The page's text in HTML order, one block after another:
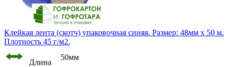
Клейкая лента (скотч) упаковочная синяя. Размер: 48мм х 50 м.
Плотность 45 г/м2.
Длина
50мм